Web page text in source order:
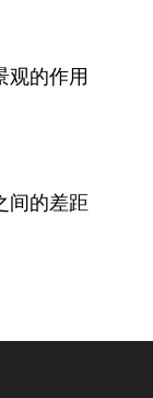
观的作用
间的差距